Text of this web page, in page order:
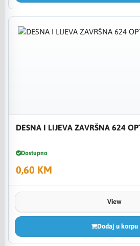
DESNA I LIJEVA ZAVRŠNA 624
Dostupno
0,60 KM
View
Dodaj u korpu